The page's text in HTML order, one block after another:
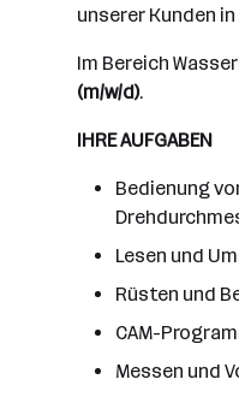
unserer Kunden
Im Bereich
(m/w/d).
IHRE AUFGABEN
Bedienung
Lesen und
Rüsten und
CAM-
Messen und